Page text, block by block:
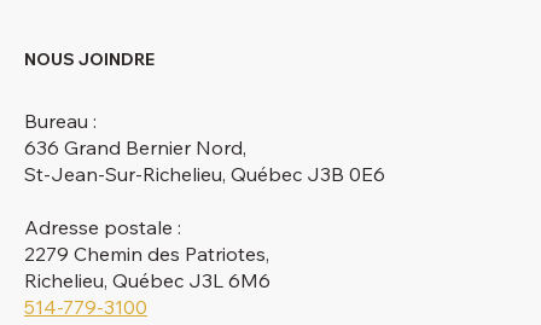
NOUS JOINDRE
Bureau :
636 Grand Bernier Nord,
St-Jean-Sur-Richelieu, Québec J3B 0E6
Adresse postale :
2279 Chemin des Patriotes,
Richelieu, Québec J3L 6M6
514-779-3100